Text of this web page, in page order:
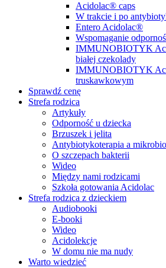
Acidolac® caps
W trakcie i po
Entero Acidolac®
Wspomaganie
IMMUNOBIOTYK
białej czekolady
IMMUNOBIOTYK
truskawkowym
Sprawdź cenę
Strefa rodzica
Artykuły
Odporność u dziecka
Brzuszek i jelita
Antybiotykoterapia a
O szczepach bakterii
Wideo
Między nami rodzicami
Szkoła gotowania Acidolac
Strefa rodzica z dzieckiem
Audiobooki
E-booki
Wideo
Acidolekcje
W domu nie ma nudy
Warto wiedzieć